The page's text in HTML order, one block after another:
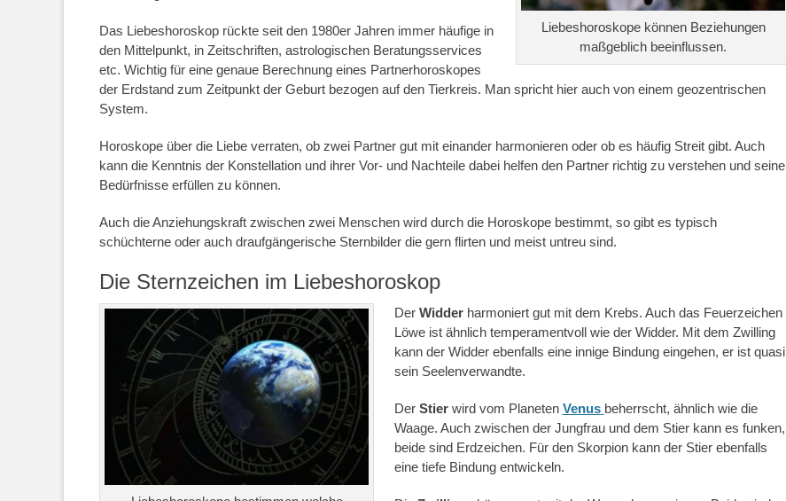
Liebeshoroskope können Beziehungen
maßgeblich beeinflussen.
Das Liebeshoroskop rückte seit den 1980er Jahren immer häufige in
den Mittelpunkt, in Zeitschriften, astrologischen Beratungsservices
etc. Wichtig für eine genaue Berechnung eines Partnerhoroskopes
der Erdstand zum Zeitpunkt der Geburt bezogen auf den Tierkreis. Man spricht hier auch von einem geozentrischen
System.
Horoskope über die Liebe verraten, ob zwei Partner gut mit einander harmonieren oder ob es häufig Streit gibt. Auch
kann die Kenntnis der Konstellation und ihrer Vor- und Nachteile dabei helfen den Partner richtig zu verstehen und seine
Bedürfnisse erfüllen zu können.
Auch die Anziehungskraft zwischen zwei Menschen wird durch die Horoskope bestimmt, so gibt es typisch
schüchterne oder auch draufgängerische Sternbilder die gern flirten und meist untreu sind.
Die Sternzeichen im Liebeshoroskop
Der Widderharmoniert gut mit dem Krebs. Auch das Feuerzeichen
Löwe ist ähnlich temperamentvoll wie der Widder. Mit dem Zwilling
kann der Widder ebenfalls eine innige Bindung eingehen, er ist quasi
sein Seelenverwandte.
Der Stierwird vom Planeten Venus beherrscht, ähnlich wie die
Waage. Auch zwischen der Jungfrau und dem Stier kann es funken,
beide sind Erdzeichen. Für den Skorpion kann der Stier ebenfalls
eine tiefe Bindung entwickeln.